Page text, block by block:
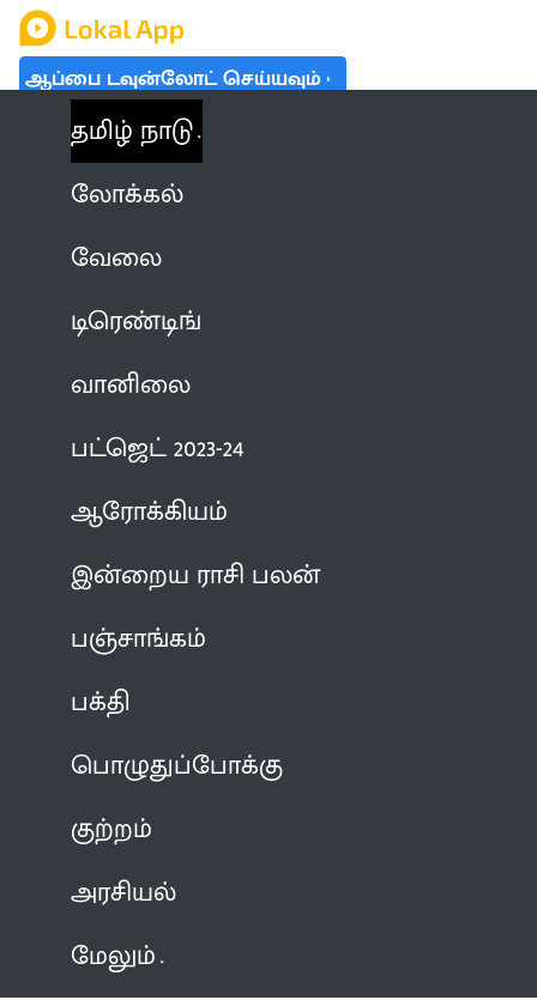
ஆப்பை டவுன்லோட் செய்யவும்
தமிழ் நாடு
லோக்கல்
வேலை
டிரெண்டிங்
வானிலை
பட்ஜெட் 2023-24
ஆரோக்கியம்
இன்றைய ராசி பலன்
பஞ்சாங்கம்
பக்தி
பொழுதுப்போக்கு
குற்றம்
அரசியல்
மேலும்